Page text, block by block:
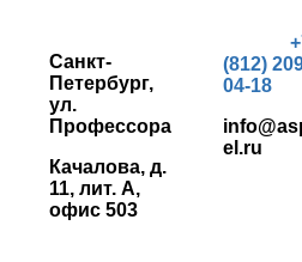
Санкт-
Петербург,
ул.
Профессора
Качалова, д.
11, лит. А,
офис 503
(812)
04-18
el.ru